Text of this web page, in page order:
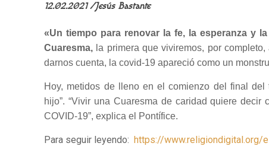
12.02.2021/Jesús Bastante
«Un tiempo para renovar la fe, la esperanza y la
Cuaresma, la primera que viviremos, por
darnos cuenta, la covid-19 apareció como un
Hoy, metidos de lleno en el comienzo del final
hijo”. “Vivir una Cuaresma de caridad quiere
COVID-19”, explica el Pontífice.
Para seguir leyendo:https://www.religiondigital.org/